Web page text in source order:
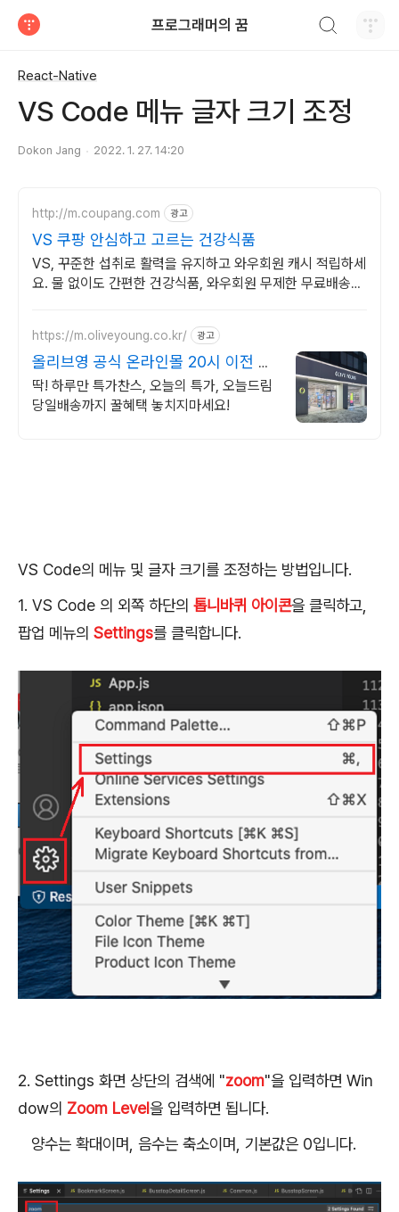
프로그래머의 꿈
React-Native
VS Code 메뉴 글자 크기 조정
Dokon Jang 2022. 1. 27. 14:20
http://m.coupang.com 광고
VS 쿠팡 안심하고 고르는 건강식품
VS, 꾸준한 섭취로 활력을 유지하고 와우회원 캐시 적립하세
요. 물 없이도 간편한 건강식품, 와우회원 무제한 무료배송으
https://m.oliveyoung.co.kr/ 광고
올리브영 공식 온라인몰 20시 이전 주
문은 오늘드림
딱! 하루만 특가찬스, 오늘의 특가, 오늘드림
당일배송까지 꿀혜택 놓치지마세요!
VS Code의 메뉴 및 글자 크기를 조정하는 방법입니다.
1. VS Code 의 외쪽 하단의 톱니바퀴 아이콘을 클릭하고,
팝업 메뉴의 Settings를 클릭합니다.
2. Settings 화면 상단의 검색에 "zoom"을 입력하면 Win
dow의 Zoom Level을 입력하면 됩니다.
양수는 확대이며, 음수는 축소이며, 기본값은 0입니다.